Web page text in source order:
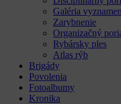
Galéria
Zarybnenie
Organizačný
Rybársky ples
Atlas rýb
Brigády
Povolenia
Fotoalbumy
Kronika